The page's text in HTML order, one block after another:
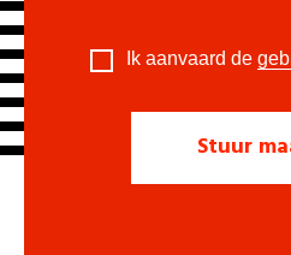
Ik aanvaard de